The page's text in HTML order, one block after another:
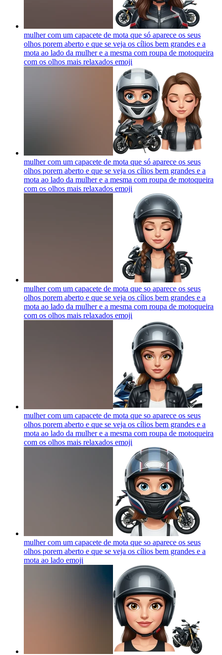
mulher com um capacete de mota que só aparece os seus
olhos porem aberto e que se veja os cílios bem grandes e a
mota ao lado da mulher e a mesma com roupa de motoqueira
com os olhos mais relaxados emoji
mulher com um capacete de mota que só aparece os seus
olhos porem aberto e que se veja os cílios bem grandes e a
mota ao lado da mulher e a mesma com roupa de motoqueira
com os olhos mais relaxados emoji
mulher com um capacete de mota que so aparece os seus
olhos porem aberto e que se veja os cílios bem grandes e a
mota ao lado da mulher e a mesma com roupa de motoqueira
com os olhos mais relaxados emoji
mulher com um capacete de mota que so aparece os seus
olhos porem aberto e que se veja os cílios bem grandes e a
mota ao lado da mulher e a mesma com roupa de motoqueira
com os olhos mais relaxados emoji
mulher com um capacete de mota que so aparece os seus
olhos porem aberto e que se veja os cílios bem grandes e a
mota ao lado emoji